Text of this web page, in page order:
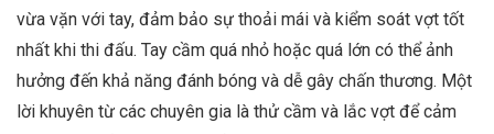
vừa vặn với tay, đảm bảo sự thoải mái và kiểm soát vợt tốt
nhất khi thi đấu. Tay cầm quá nhỏ hoặc quá lớn có thể ảnh
hưởng đến khả năng đánh bóng và dễ gây chấn thương. Một
lời khuyên từ các chuyên gia là thử cầm và lắc vợt để cảm